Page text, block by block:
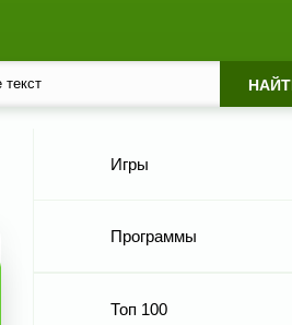
Игры
Программы
Топ 100